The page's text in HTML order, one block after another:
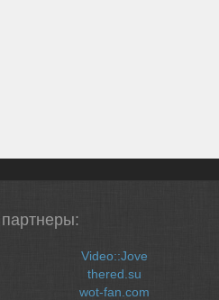
Video::Jove
thered.su
wot-fan.com